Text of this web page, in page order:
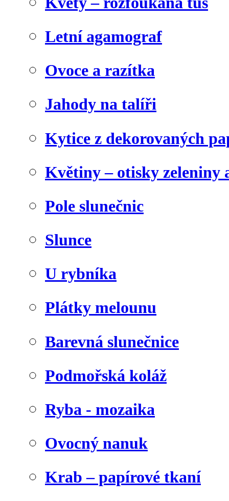
Letní agamograf
Ovoce a razítka
Jahody na talíři
Kytice z dekorovaných
Květiny – otisky zeleniny
Pole slunečnic
Slunce
U rybníka
Plátky melounu
Barevná slunečnice
Podmořská koláž
Ryba - mozaika
Ovocný nanuk
Krab – papírové tkaní